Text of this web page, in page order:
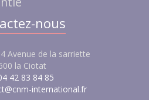
nous
Avenue de la sarriette
la Ciotat
42 83 84 85
international.fr